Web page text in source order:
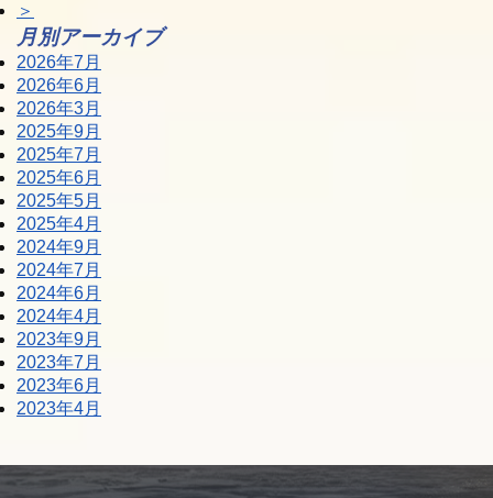
＞
月別アーカイブ
2026年7月
2026年6月
2026年3月
2025年9月
2025年7月
2025年6月
2025年5月
2025年4月
2024年9月
2024年7月
2024年6月
2024年4月
2023年9月
2023年7月
2023年6月
2023年4月